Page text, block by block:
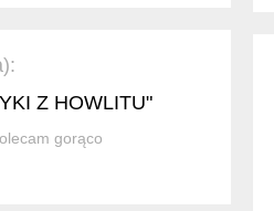
Z HOWLITU"
gorąco